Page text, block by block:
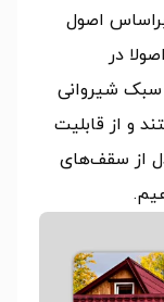
اصول
در
شیروانی
و از قابلیت
از سقف‌های